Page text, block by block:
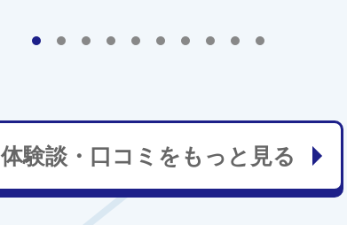
体験談・口コミをもっと見る